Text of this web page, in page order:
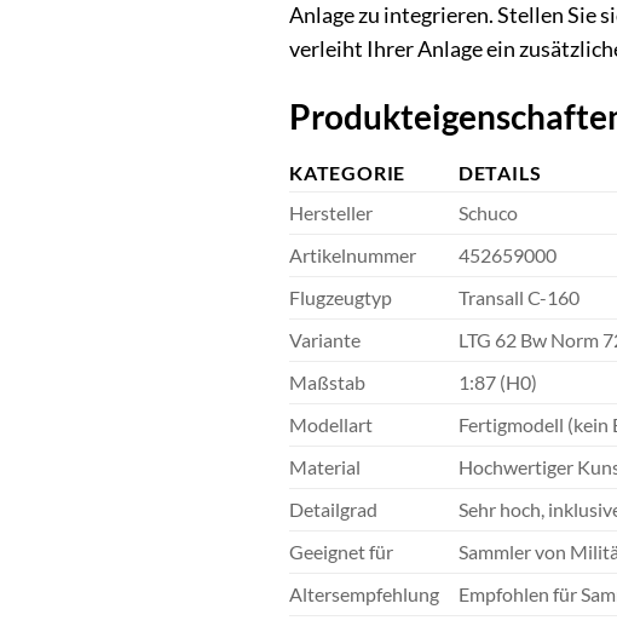
Anlage zu integrieren. Stellen Sie
verleiht Ihrer Anlage ein
KATEGORIE
DETAILS
Hersteller
Schuco
Artikelnummer
452659000
Flugzeugtyp
Transall C-160
Variante
LTG 62 Bw Norm
Maßstab
1:87 (H0)
Modellart
Fertigmodell (kein
Material
Hochwertiger
Detailgrad
Sehr hoch,
Geeignet für
Sammler von
Altersempfehlung
Empfohlen für